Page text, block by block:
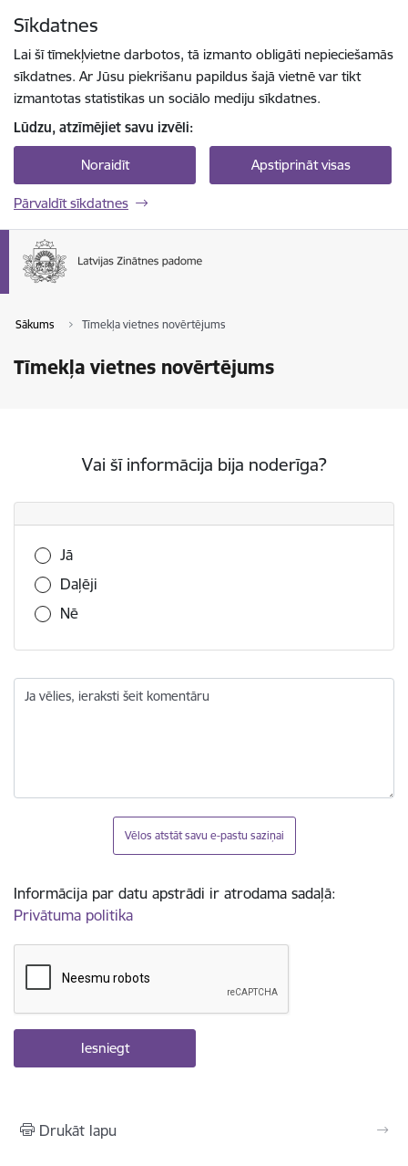
Sīkdatnes
Lai šī tīmekļvietne darbotos, tā izmanto obligāti nepieciešamās
sīkdatnes. Ar Jūsu piekrišanu papildus šajā vietnē var tikt
izmantotas statistikas un sociālo mediju sīkdatnes.
Lūdzu, atzīmējiet savu izvēli:
Noraidīt Apstiprināt visas
Pārvaldīt sīkdatnes
Sākums Tīmekļa vietnes novērtējums
Tīmekļa vietnes novērtējums
Vai šī informācija bija noderīga?
Vai šī informācija bija noderīga?
Jā
Daļēji
Nē
Ja vēlies, ieraksti šeit komentāru
Vēlos atstāt savu e-pastu saziņai
Informācija par datu apstrādi ir atrodama sadaļā:
Privātuma politika
Drukāt lapu